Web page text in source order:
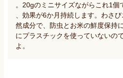
。20gのミニサイズながらこれ1個
、効果が6か月持続します。わさ
然成分で、防虫とお米の鮮度保持
にプラスチックを使っていないの
よ。